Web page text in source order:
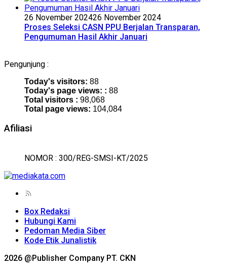
26 November 202426 November 2024
Proses Seleksi CASN PPU Berjalan Transparan,
Pengumuman Hasil Akhir Januari
Pengunjung :
Today's visitors: 88
Today's page views: : 88
Total visitors : 98,068
Total page views: 104,084
Afiliasi
NOMOR : 300/REG-SMSI-KT/2025
Box Redaksi
Hubungi Kami
Pedoman Media Siber
Kode Etik Junalistik
2026 @Publisher Company PT. CKN